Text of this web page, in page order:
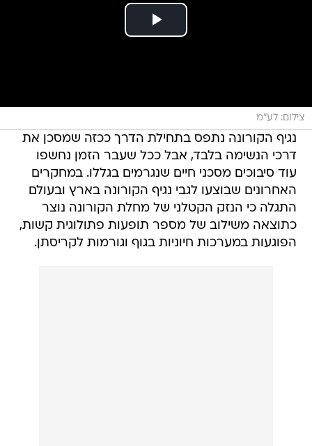
צילום: לע"מ
נגיף הקורונה נתפס בתחילת הדרך ככזה שמסכן את
דרכי הנשימה בלבד, אבל ככל שעבר הזמן נחשפו
עוד סיבוכים מסכני חיים שנגרמים בגללו. במחקרים
האחרונים שבוצעו לגבי נגיף הקורונה בארץ ובעולם
התגלה כי הנזק הקטלני של מחלת הקורונה נוצר
כתוצאה משילוב של מספר תופעות פתולוגית קשות,
הפוגעות במערכות חיוניות בגוף וגורמות לקריסתן.